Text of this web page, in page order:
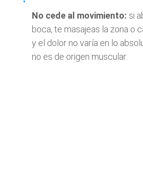
No cede al movimiento: si
boca, te masajeas la zona o
y el dolor no varía en lo
no es de origen muscular.